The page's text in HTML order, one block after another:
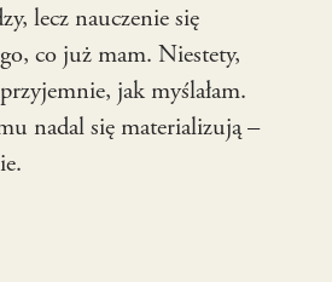
lecz nauczenie się
co już mam. Niestety,
jak myślałam.
nadal się materializują –